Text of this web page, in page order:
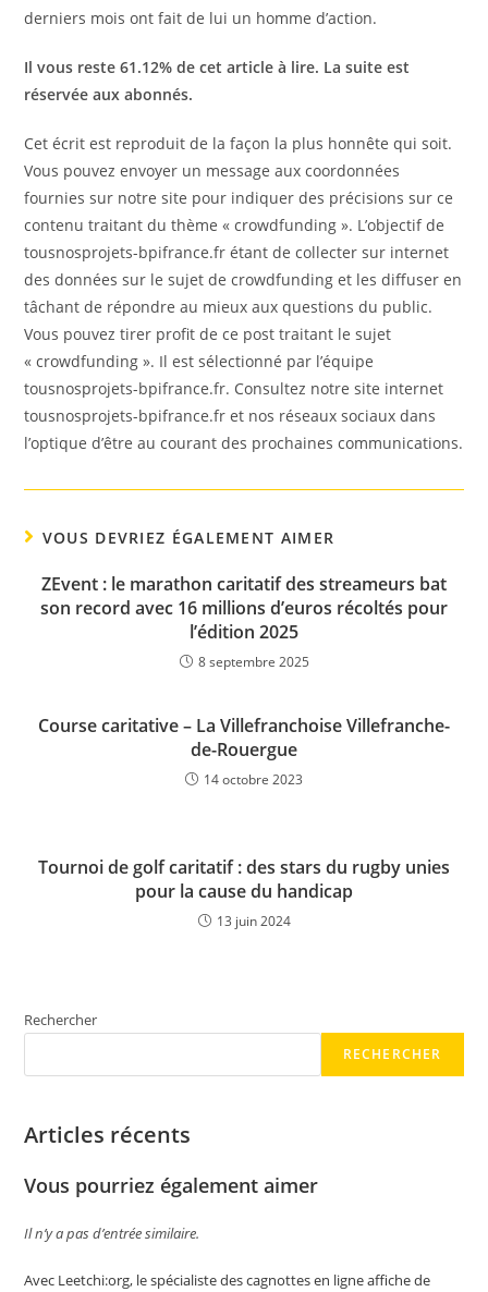
n
s
derniers mois ont fait de lui un homme d’action.
Il vous reste 61.12% de cet article à lire. La suite est
réservée aux abonnés.
Cet écrit est reproduit de la façon la plus honnête qui soit.
Vous pouvez envoyer un message aux coordonnées
fournies sur notre site pour indiquer des précisions sur ce
contenu traitant du thème « crowdfunding ». L’objectif de
tousnosprojets-bpifrance.fr étant de collecter sur internet
des données sur le sujet de crowdfunding et les diffuser en
tâchant de répondre au mieux aux questions du public.
Vous pouvez tirer profit de ce post traitant le sujet
« crowdfunding ». Il est sélectionné par l’équipe
tousnosprojets-bpifrance.fr. Consultez notre site internet
tousnosprojets-bpifrance.fr et nos réseaux sociaux dans
l’optique d’être au courant des prochaines communications.
VOUS DEVRIEZ ÉGALEMENT AIMER
ZEvent : le marathon caritatif des streameurs bat
son record avec 16 millions d’euros récoltés pour
l’édition 2025
8 septembre 2025
Course caritative – La Villefranchoise Villefranche-
de-Rouergue
14 octobre 2023
Tournoi de golf caritatif : des stars du rugby unies
pour la cause du handicap
13 juin 2024
Rechercher
RECHERCHER
Articles récents
Vous pourriez également aimer
Il n’y a pas d’entrée similaire.
Avec Leetchi:org, le spécialiste des cagnottes en ligne affiche de